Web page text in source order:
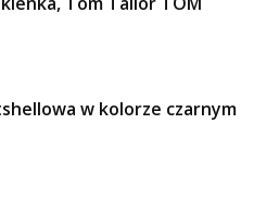
w kolorze czarnym